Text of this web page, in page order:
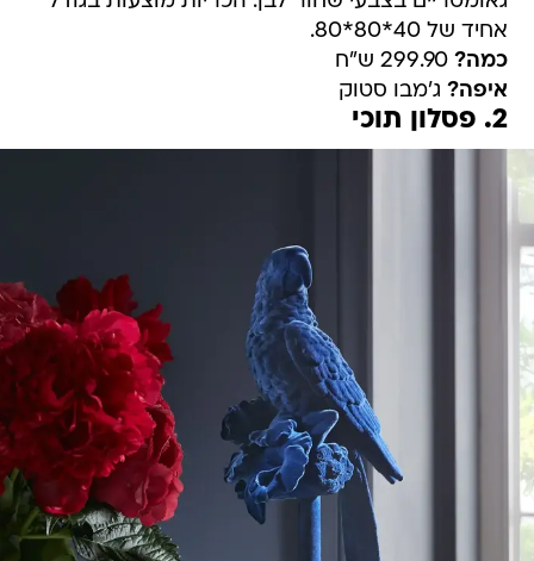
אחיד של 40*80*80.
כמה? 299.90 ש"ח
איפה? ג'מבו סטוק
2. פסלון תוכי